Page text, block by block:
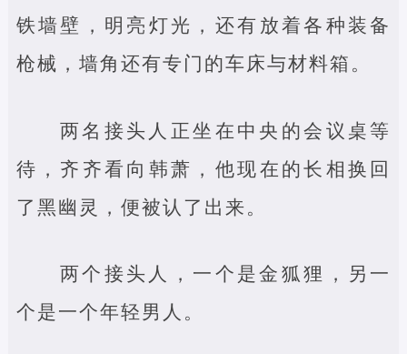
铁墙壁，明亮灯光，还有放着各种装备
枪械，墙角还有专门的车床与材料箱。
两名接头人正坐在中央的会议桌等
待，齐齐看向韩萧，他现在的长相换回
了黑幽灵，便被认了出来。
两个接头人，一个是金狐狸，另一
个是一个年轻男人。